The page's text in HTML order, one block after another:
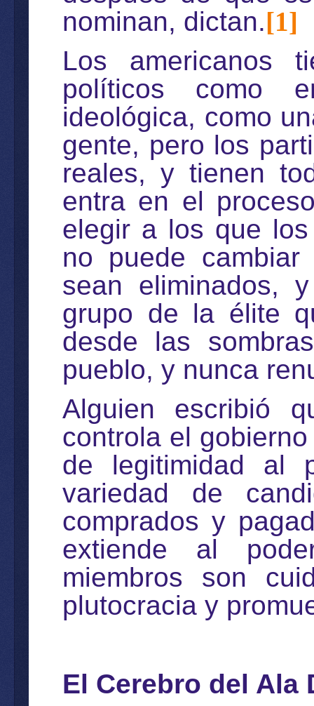
nominan, dictan.[1]
Los americanos
políticos como
ideológica, como
gente, pero los
reales, y tienen
entra en el
elegir a los que
no puede
sean eliminados,
grupo de la élite
desde las
pueblo, y nunca
Alguien escribió
controla el
de legitimidad al
variedad de
comprados y
extiende al
miembros son
plutocracia y
El Cerebro del Ala